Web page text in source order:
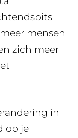
mensen
zich meer
in
op je